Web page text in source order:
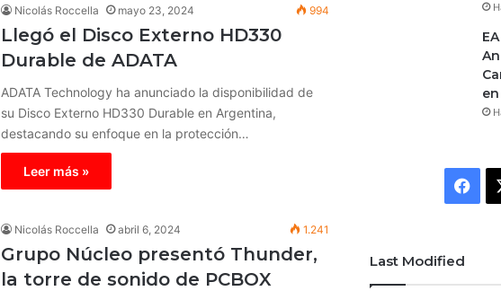
Nicolás Roccella mayo 23, 2024 994
Llegó el Disco Externo HD330
Durable de ADATA
ADATA Technology ha anunciado la disponibilidad de
su Disco Externo HD330 Durable en Argentina,
destacando su enfoque en la protección…
Leer más »
Nicolás Roccella abril 6, 2024 1.241
Grupo Núcleo presentó Thunder,
la torre de sonido de PCBOX
Last Modified